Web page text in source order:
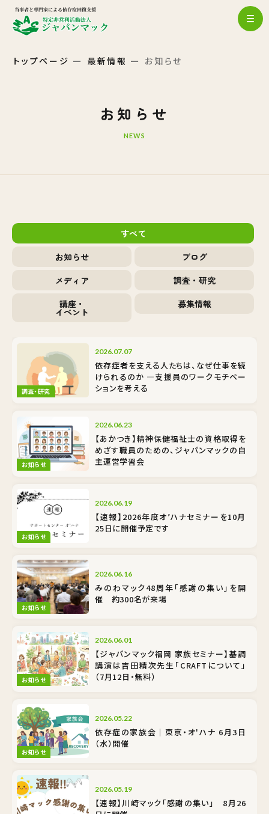
トップページ 最新情報 お知らせ
お知らせ
NEWS
すべて
お知らせ
ブログ
メディア
調査・研究
講座・
イベント
募集情報
調査・研究
2026.07.07
依存症者を支える人たちは、なぜ仕事を続
けられるのか ―支援員のワークモチベー
ションを考える
お知らせ
2026.06.23
【あかつき】精神保健福祉士の資格取得を
めざす職員のための、ジャパンマックの自
主運営学習会
お知らせ
2026.06.19
【速報】2026年度オ’ハナセミナーを10月
25日に開催予定です
お知らせ
2026.06.16
みのわマック48周年「感謝の集い」を開
催 約300名が来場
お知らせ
2026.06.01
【ジャパンマック福岡 家族セミナー】基調
講演は吉田精次先生「CRAFTについて」
（7月12日・無料）
お知らせ
2026.05.22
依存症の家族会｜東京・オ'ハナ 6月3日
（水）開催
2026.05.19
【速報】川崎マック「感謝の集い」 8月26